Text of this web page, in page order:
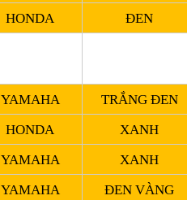
HONDA ĐEN
YAMAHA
TRẮNG ĐEN
HONDA
XANH
YAMAHA
XANH
YAMAHA
ĐEN VÀNG